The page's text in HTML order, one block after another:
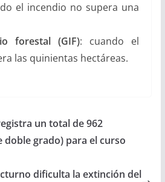
el incendio no supera una
forestal (GIF): cuando el
las quinientas hectáreas.
un total de 962
doble grado) para el curso
dificulta la extinción del